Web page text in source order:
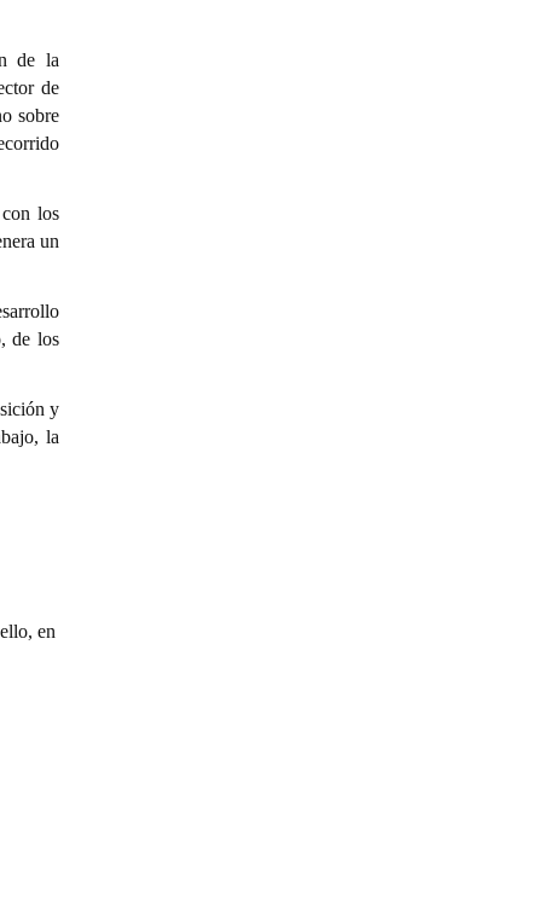
de la
de
sobre
los
un
de los
y
la
en